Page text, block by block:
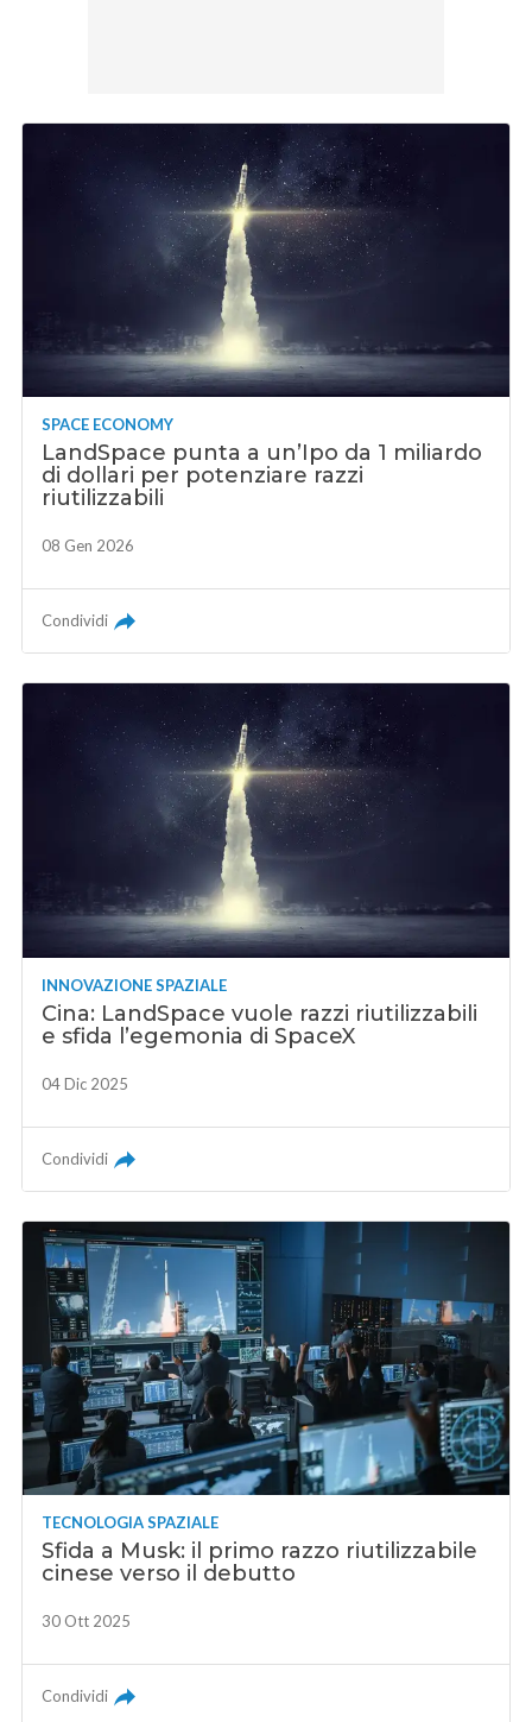
SPACE ECONOMY
LandSpace punta a un’Ipo da 1 miliardo
di dollari per potenziare razzi
riutilizzabili
08 Gen 2026
Condividi
INNOVAZIONE SPAZIALE
Cina: LandSpace vuole razzi riutilizzabili
e sfida l’egemonia di SpaceX
04 Dic 2025
Condividi
TECNOLOGIA SPAZIALE
Sfida a Musk: il primo razzo riutilizzabile
cinese verso il debutto
30 Ott 2025
Condividi